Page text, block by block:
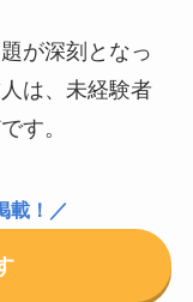
が深刻となっ
は、未経験者
す。
載！／